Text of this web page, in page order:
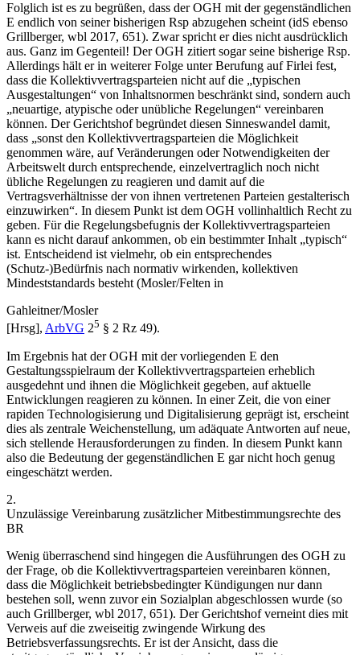
Folglich ist es zu begrüßen, dass der OGH mit der gegenständlichen
E endlich von seiner bisherigen Rsp abzugehen scheint (idS ebenso
Grillberger, wbl 2017, 651). Zwar spricht er dies nicht ausdrücklich
aus. Ganz im Gegenteil! Der OGH zitiert sogar seine bisherige Rsp.
Allerdings hält er in weiterer Folge unter Berufung aufFirlei fest,
dass die Kollektivvertragsparteien nicht auf die „typischen
Ausgestaltungen“ von Inhaltsnormen beschränkt sind, sondern auch
„neuartige, atypische oder unübliche Regelungen“ vereinbaren
können. Der Gerichtshof begründet diesen Sinneswandel damit,
dass „sonst den Kollektivvertragsparteien die Möglichkeit
genommen wäre, auf Veränderungen oder Notwendigkeiten der
Arbeitswelt durch entsprechende, einzelvertraglich noch nicht
übliche Regelungen zu reagieren und damit auf die
Vertragsverhältnisse der von ihnen vertretenen Parteien gestalterisch
einzuwirken“. In diesem Punkt ist dem OGH vollinhaltlich Recht zu
geben. Für die Regelungsbefugnis der Kollektivvertragsparteien
kann es nicht darauf ankommen, ob ein bestimmter Inhalt „typisch“
ist. Entscheidend ist vielmehr, ob ein entsprechendes
(Schutz-)Bedürfnis nach normativ wirkenden, kollektiven
Mindeststandards besteht (Mosler/Felten in
Gahleitner/Mosler
[Hrsg], ArbVG 25 § 2 Rz 49).
Im Ergebnis hat der OGH mit der vorliegenden E den
Gestaltungsspielraum der Kollektivvertragsparteien erheblich
ausgedehnt und ihnen die Möglichkeit gegeben, auf aktuelle
Entwicklungen reagieren zu können. In einer Zeit, die von einer
rapiden Technologisierung und Digitalisierung geprägt ist, erscheint
dies als zentrale Weichenstellung, um adäquate Antworten auf neue,
sich stellende Herausforderungen zu finden. In diesem Punkt kann
also die Bedeutung der gegenständlichen E gar nicht hoch genug
eingeschätzt werden.
2.
Unzulässige Vereinbarung zusätzlicher Mitbestimmungsrechte des
BR
Wenig überraschend sind hingegen die Ausführungen des OGH zu
der Frage, ob die Kollektivvertragsparteien vereinbaren können,
dass die Möglichkeit betriebsbedingter Kündigungen nur dann
bestehen soll, wenn zuvor ein Sozialplan abgeschlossen wurde (so
auch Grillberger, wbl 2017, 651). Der Gerichtshof verneint dies mit
Verweis auf die zweiseitig zwingende Wirkung des
Betriebsverfassungsrechts. Er ist der Ansicht, dass die